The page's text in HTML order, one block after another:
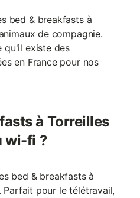
bed & breakfasts à
de compagnie.
qu'il existe des
en France pour nos
à Torreilles
wi-fi ?
bed & breakfasts à
Parfait pour le télétravail,